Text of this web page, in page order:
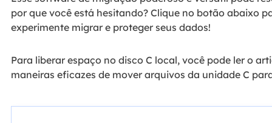
por que você está hesitando? Clique no botão abaixo
experimente migrar e proteger seus dados!
Para liberar espaço no disco C local, você pode ler o
maneiras eficazes de mover arquivos da unidade C